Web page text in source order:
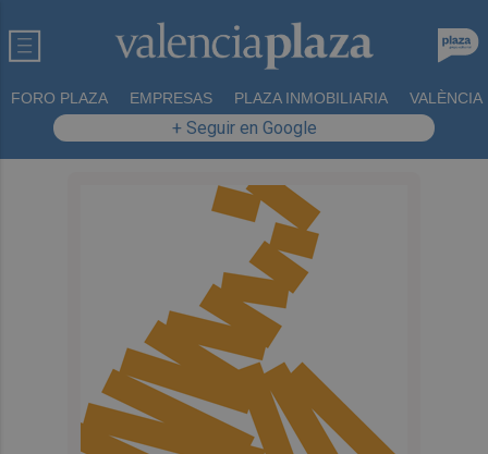
FORO PLAZA EMPRESAS PLAZA INMOBILIARIA VALÈNCIA
+ Seguir en Google